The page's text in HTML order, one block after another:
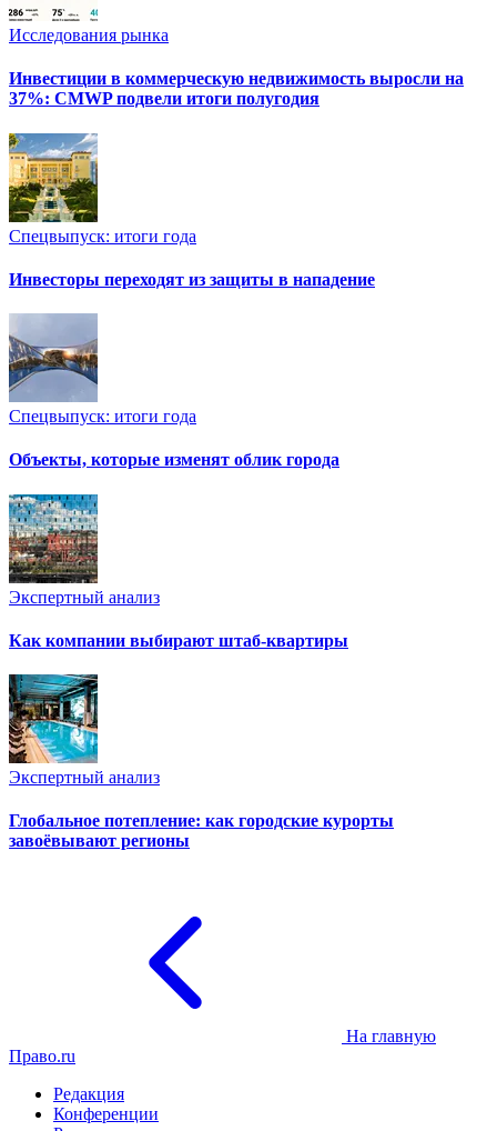
Исследования рынка
Инвестиции в коммерческую недвижимость выросли на
37%: CMWP подвели итоги полугодия
Спецвыпуск: итоги года
Инвесторы переходят из защиты в нападение
Спецвыпуск: итоги года
Объекты, которые изменят облик города
Экспертный анализ
Как компании выбирают штаб-квартиры
Экспертный анализ
Глобальное потепление: как городские курорты
завоёвывают регионы
На главную
Право.ru
Редакция
Конференции